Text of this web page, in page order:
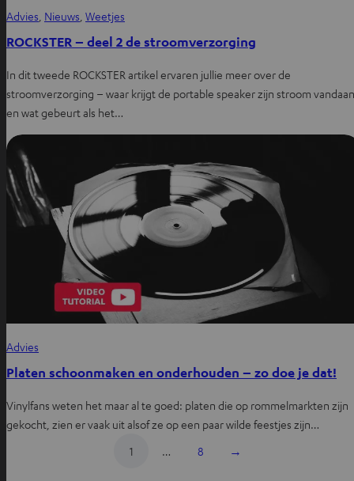
Advies Nieuws Weetjes
ROCKSTER – deel 2 de stroomverzorging
In dit tweede ROCKSTER artikel ervaren jullie meer over de
stroomverzorging – waar krijgt de portable speaker zijn stroom vandaan
en wat gebeurt als het…
Advies
Platen schoonmaken en onderhouden – zo doe je dat!
Vinylfans weten het maar al te goed: platen die op rommelmarkten zijn
gekocht, zien er vaak uit alsof ze op een paar wilde feestjes zijn…
1
8 →